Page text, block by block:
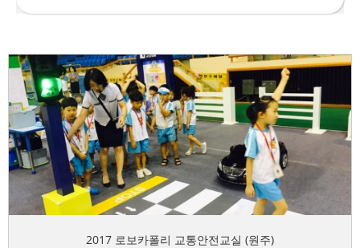
2017 로보카폴리 교통안전교실 (원주)